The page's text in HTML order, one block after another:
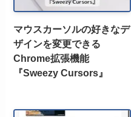
マウスカーソルの好きなデ
ザインを変更できる
Chrome拡張機能
『Sweezy Cursors』